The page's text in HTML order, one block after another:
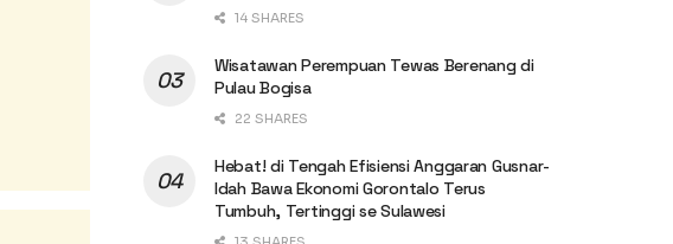
14 SHARES
Wisatawan Perempuan Tewas Berenang di
Pulau Bogisa
22 SHARES
Hebat! di Tengah Efisiensi Anggaran Gusnar-
Idah Bawa Ekonomi Gorontalo Terus
Tumbuh, Tertinggi se Sulawesi